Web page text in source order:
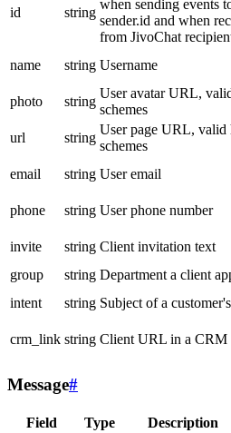
id string
when sending events
sender.id and when
from JivoChat
name string Username
photo
string
User avatar URL,
schemes
url
string
User page URL, valid
schemes
email
string User email
phone
string User phone number
invite
string Client invitation text
group
string Department a client
intent
string Subject of a
crm_link string Client URL in a CRM
Message#
Field Type Description